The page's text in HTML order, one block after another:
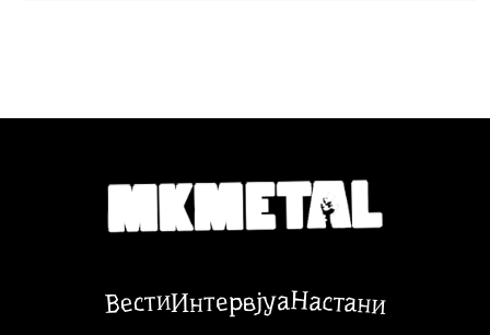
ВестиИнтервјуаНастани